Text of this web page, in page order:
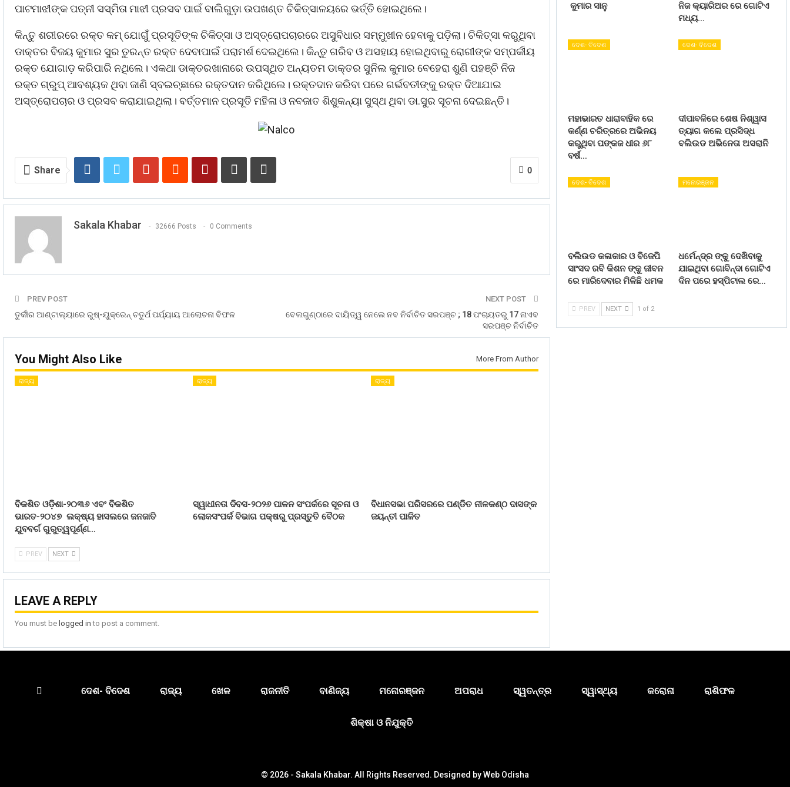
ପାଟମାଝୀଙ୍କ ପତ୍ନୀ ସସ୍ମିତା ମାଝୀ ପ୍ରସବ ପାଇଁ ବାଲିଗୁଡ଼ା ଉପଖଣ୍ତ ଚିକିତ୍ସାଳୟରେ ଭର୍ତ୍ତି ହୋଇଥିଲେ।
କିନ୍ତୁ ଶରୀରରେ ରକ୍ତ କମ୍‌ ଯୋଗୁଁ ପ୍ରସୂତିଙ୍କ ଚିକିତ୍ସା ଓ ଅସ୍ତ୍ରୋପଚାରରେ ଅସୁବିଧାର ସମ୍ମୁଖୀନ ହେବାକୁ ପଡ଼ିଲା। ଚିକିତ୍ସା କରୁଥିବା
ଡାକ୍ତର ବିଜୟ କୁମାର ସୁର ତୁରନ୍ତ ରକ୍ତ ଦେବାପାଇଁ ପରାମର୍ଶ ଦେଇଥିଲେ। କିନ୍ତୁ ଗରିବ ଓ ଅସହାୟ ହୋଇଥିବାରୁ ରୋଗୀଙ୍କ ସମ୍ପର୍କୀୟ
ରକ୍ତ ଯୋଗାଡ଼ କରିପାରି ନଥିଲେ। ଏକଥା ଡାକ୍ତରଖାନାରେ ଉପସ୍ଥିତ ଅନ୍ୟତମ ଡାକ୍ତର ସୁନିଲ କୁମାର ବେହେରା ଶୁଣି ପହଞ୍ଚି ନିଜ
ରକ୍ତ ଗ୍ରୁପ୍‌ ଆବଶ୍ୟକ ଥିବା ଜାଣି ସ୍ବଇଚ୍ଛାରେ ରକ୍ତଦାନ କରିଥିଲେ। ରକ୍ତଦାନ କରିବା ପରେ ଗର୍ଭବତୀଙ୍କୁ ରକ୍ତ ଦିଆଯାଇ
ଅସ୍ତ୍ରୋପଚାର ଓ ପ୍ରସବ କରାଯାଇଥିଲା। ବର୍ତ୍ତମାନ ପ୍ରସୂତି ମହିଳା ଓ ନବଜାତ ଶିଶୁକନ୍ୟା ସୁସ୍ଥ ଥିବା ଡା.ସୁର ସୂଚନା ଦେଇଛନ୍ତି।
0
Share
Sakala Khabar 32666 Posts 0 Comments
PREV POST
ତୁର୍କୀର ଆଣ୍ଟାଲ୍ୟାରେ ରୁଷ୍-ୟୁକ୍ରେନ୍‌ ଚତୁର୍ଥ ପର୍ଯ୍ୟାୟ ଆଲୋଚନା ବିଫଳ
NEXT POST
ବେଲଗୁଣ୍ଠାରେ ଦାୟିତ୍ୱ ନେଲେ ନବ ନିର୍ବାଚିତ ସରପଞ୍ଚ ; 18 ପଂଚାୟତରୁ 17 ନାଏବ
ସରପଞ୍ଚ ନିର୍ବାଚିତ
You Might Also Like More From Author
ରାଜ୍ୟ
ବିକଶିତ ଓଡ଼ିଶା-୨୦୩୬ ଏବଂ ବିକଶିତ
ଭାରତ-୨୦୪୭ ଲକ୍ଷ୍ୟ ହାସଲରେ ଜନଜାତି
ଯୁବବର୍ଗ ଗୁରୁତ୍ୱପୂର୍ଣ୍ଣ…
ରାଜ୍ୟ
ସ୍ୱାଧୀନତା ଦିବସ-୨୦୨୬ ପାଳନ ସଂପର୍କରେ ସୂଚନା ଓ
ଲୋକସଂପର୍କ ବିଭାଗ ପକ୍ଷରୁ ପ୍ରସ୍ତୁତି ବୈଠକ
ରାଜ୍ୟ
ବିଧାନସଭା ପରିସରରେ ପଣ୍ଡିତ ନୀଳକଣ୍ଠ ଦାସଙ୍କ
ଜୟନ୍ତୀ ପାଳିତ
PREV NEXT
LEAVE A REPLY
You must be logged in to post a comment.
କୁମାର ସାନୁ
ନିଜ କ୍ୟାରିଅର ରେ ଗୋଟିଏ
ମଧ୍ୟ…
ଦେଶ- ବିଦେଶ
ମହାଭାରତ ଧାରାବାହିକ ରେ
କର୍ଣ୍ଣ ଚରିତ୍ରରେ ଅଭିନୟ
କରୁଥିବା ପଙ୍କଜ ଧୀର ୬୮
ବର୍ଷ…
ଦେଶ- ବିଦେଶ
ଦୀପାବଳିରେ ଶେଷ ନିଶ୍ୱାସ
ତ୍ୟାଗ କଲେ ପ୍ରସିଦ୍ଧ
ବଲିଉଡ ଅଭିନେତା ଅସରାନି
ଦେଶ- ବିଦେଶ
ବଲିଉଡ କଳାକାର ଓ ବିଜେପି
ସାଂସଦ ରବି କିଶନ ଙ୍କୁ ଜୀବନ
ରେ ମାରିଦେବାର ମିଳିଛି ଧମକ
ମନୋରଞ୍ଜନ
ଧର୍ମେନ୍ଦ୍ର ଙ୍କୁ ଦେଖିବାକୁ
ଯାଇଥିବା ଗୋବିନ୍ଦା ଗୋଟିଏ
ଦିନ ପରେ ହସ୍ପିଟାଲ ରେ…
PREV NEXT 1 of 2
ଦେଶ- ବିଦେଶ ରାଜ୍ୟ ଖେଳ ରାଜନୀତି ବାଣିଜ୍ୟ ମନୋରଞ୍ଜନ ଅପରାଧ ସ୍ୱତନ୍ତ୍ର ସ୍ୱାସ୍ଥ୍ୟ କରୋନା ରାଶିଫଳ
ଶିକ୍ଷା ଓ ନିଯୁକ୍ତି
© 2026 - Sakala Khabar. All Rights Reserved. Designed byWeb Odisha